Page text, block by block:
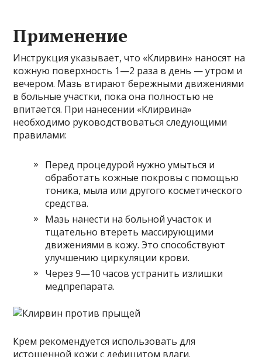
Применение
Инструкция указывает, что «Клирвин» наносят на
кожную поверхность 1—2 раза в день — утром и
вечером. Мазь втирают бережными движениями
в больные участки, пока она полностью не
впитается. При нанесении «Клирвина»
необходимо руководствоваться следующими
правилами:
Перед процедурой нужно умыться и
обработать кожные покровы с помощью
тоника, мыла или другого косметического
средства.
Мазь нанести на больной участок и
тщательно втереть массирующими
движениями в кожу. Это способствуют
улучшению циркуляции крови.
Через 9—10 часов устранить излишки
медпрепарата.
Крем рекомендуется использовать для
истощенной кожи с дефицитом влаги.